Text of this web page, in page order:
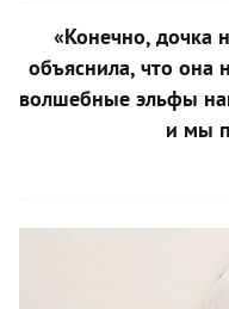
«Конечно, дочка
объяснила, что она
волшебные эльфы
и мы